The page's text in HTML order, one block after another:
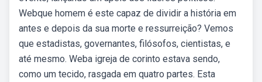
Webque homem é este capaz de dividir a história em
antes e depois da sua morte e ressurreição? Vemos
que estadistas, governantes, filósofos, cientistas, e
até mesmo. Weba igreja de corinto estava sendo,
como um tecido, rasgada em quatro partes. Esta